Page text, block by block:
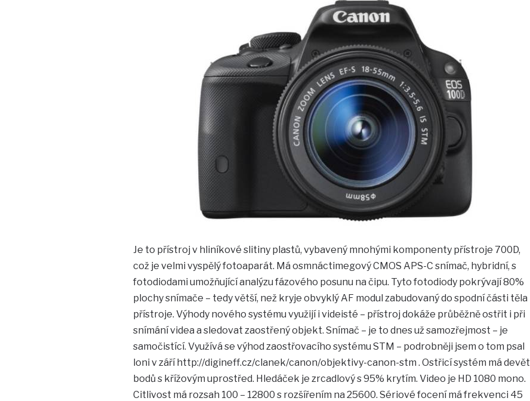
Je to přístroj v hliníkové slitiny plastů, vybavený mnohými komponenty přístroje 700D,
což je velmi vyspělý fotoaparát. Má osmnáctimegový CMOS APS-C snímač, hybridní, s
fotodiodami umožňující analýzu fázového posunu na čipu. Tyto fotodiody pokrývají 80%
plochy snímače – tedy větší, než kryje obvyklý AF modul zabudovaný do spodní části těla
přístroje. Výhody nového systému využijí i videisté – přístroj dokáže průběžně ostřit i při
snímání videa a sledovat zaostřený objekt. Snímač – je to dnes už samozřejmost – je
samočistící. Využívá se výhod zaostřovacího systému STM – podrobněji jsem o tom psal
loni v září http://digineff.cz/clanek/canon/objektivy-canon-stm . Ostřicí systém má devět
bodů s křížovým uprostřed. Hledáček je zrcadlový s 95% krytím. Video je HD 1080 mono.
Citlivost má rozsah 100 – 12800 s rozšířením na 25600. Sériové focení má frekvenci 45